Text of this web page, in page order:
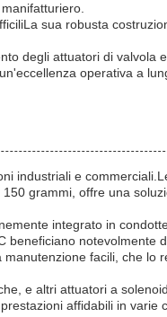
sua robusta
degli attuatori di valvola
operativa a
industriali e
grammi, offre una
integrato in
beneficiano notevolmente
facili, che lo
e altri attuatori a
affidabili in varie